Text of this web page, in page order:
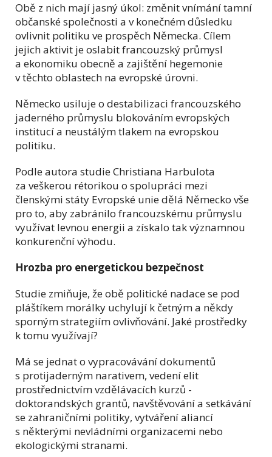
Obě z nich mají jasný úkol: změnit vnímání tamní
občanské společnosti a v konečném důsledku
ovlivnit politiku ve prospěch Německa. Cílem
jejich aktivit je oslabit francouzský průmysl
a ekonomiku obecně a zajištění hegemonie
v těchto oblastech na evropské úrovni.
Německo usiluje o destabilizaci francouzského
jaderného průmyslu blokováním evropských
institucí a neustálým tlakem na evropskou
politiku.
Podle autora studie Christiana Harbulota
za veškerou rétorikou o spolupráci mezi
členskými státy Evropské unie dělá Německo vše
pro to, aby zabránilo francouzskému průmyslu
využívat levnou energii a získalo tak významnou
konkurenční výhodu.
Hrozba pro energetickou bezpečnost
Studie zmiňuje, že obě politické nadace se pod
pláštíkem morálky uchylují k četným a někdy
sporným strategiím ovlivňování. Jaké prostředky
k tomu využívají?
Má se jednat o vypracovávání dokumentů
s protijaderným narativem, vedení elit
prostřednictvím vzdělávacích kurzů -
doktorandských grantů, navštěvování a setkávání
se zahraničními politiky, vytváření aliancí
s některými nevládními organizacemi nebo
ekologickými stranami.